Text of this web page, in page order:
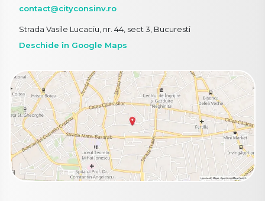
contact@cityconsinv.ro
Strada Vasile Lucaciu, nr. 44, sect 3, Bucuresti
Deschide în Google Maps